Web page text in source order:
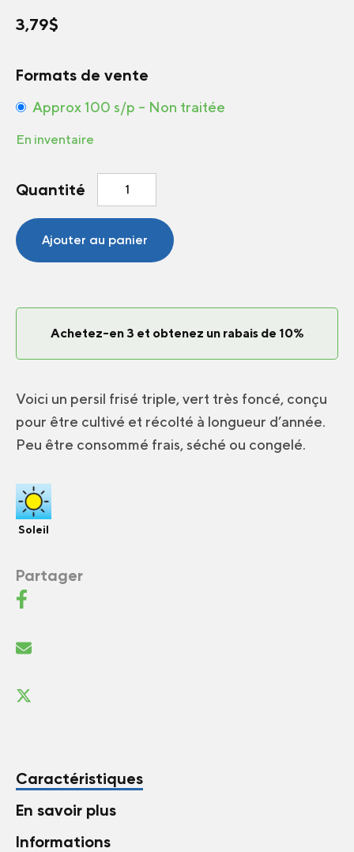
3,79$
Formats de vente
Approx 100 s/p – Non traitée
En inventaire
Quantité
quantité
Persil
Astra
Ajouter au panier
Achetez-en 3 et obtenez un rabais de 10%
Voici un persil frisé triple, vert très foncé, conçu
pour être cultivé et récolté à longueur d’année.
Peu être consommé frais, séché ou congelé.
Soleil
Partager
Caractéristiques
En savoir plus
Informations